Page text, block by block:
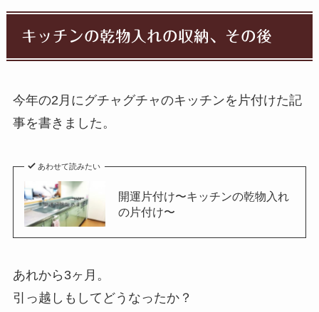
キッチンの乾物入れの収納、その後
今年の2月にグチャグチャのキッチンを片付けた記
事を書きました。
あわせて読みたい
開運片付け〜キッチンの乾物入れ
の片付け〜
あれから3ヶ月。
引っ越しもしてどうなったか？